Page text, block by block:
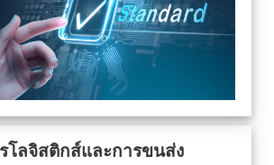
โลจิสติกส์และการขนส่ง